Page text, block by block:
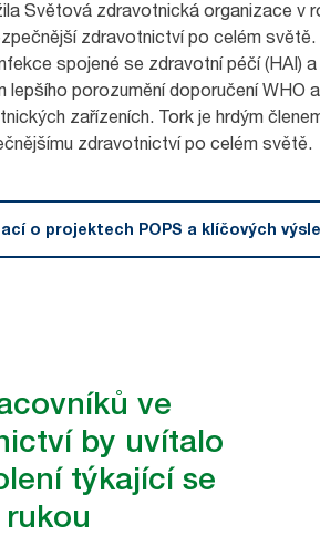
Světová zdravotnická organizace v
zdravotnictví po celém světě.
spojené se zdravotní péčí (HAI)
lepšího porozumění doporučení WHO
zařízeních. Tork je hrdým
zdravotnictví po celém světě.
o projektech POPS a klíčových
ve
by uvítalo
týkající se